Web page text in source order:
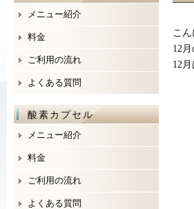
こ
12
12
メニュー紹介
料金
ご利用の流れ
よくある質問
酸素カプセル
メニュー紹介
料金
ご利用の流れ
よくある質問